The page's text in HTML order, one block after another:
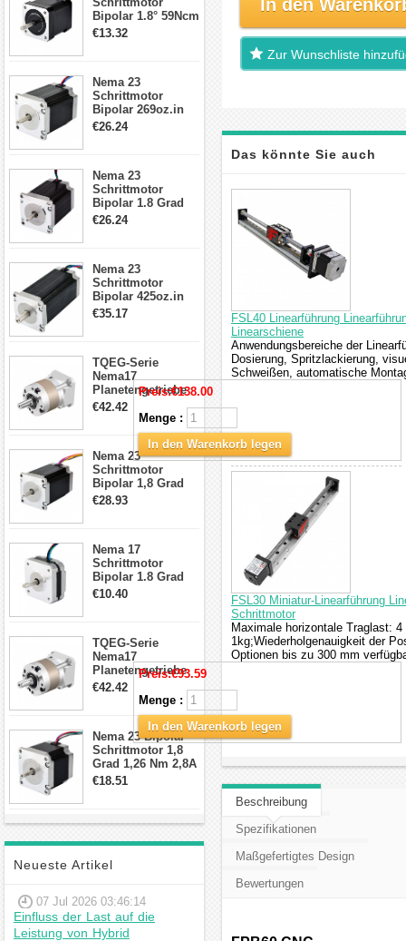
Bipolar 1.8° 59Ncm
2A 4 Drähte mit 1m
€13.32
Nema 23
Schrittmotor
Bipolar 269oz.in
2,8A 57x57x76mm
€26.24
Nema 23
Schrittmotor
Bipolar 1.8 Grad
1.9Nm 3A 3.36V 4
€26.24
Nema 23
Schrittmotor
Bipolar 425oz.in
4.2A 57x57x114mm
€35.17
TQEG-Serie
Nema17
Planetengetriebe
5:1 Spiel 15Arc-
min für Nema 17
Getriebe
Schrittmotor
€42.42
Nema 23
Schrittmotor
Bipolar 1,8 Grad
2,83Nm 4 A 2,26V
€28.93
Nema 17
Schrittmotor
Bipolar 1.8 Grad
8.7Ncm 1A 3.5V 4
€10.40
TQEG-Serie
Nema17
Planetengetriebe
10:1 Spiel 15Arc-
min für Nema 17
Schrittmotor
€42.42
Nema 23 Bipolar
Schrittmotor 1,8
Grad 1,26 Nm 2,8A
2,5V 4 Drähte
€18.51
Neueste Artikel
07 Jul 2026 03:46:14
Einfluss der Last auf die
Leistung von Hybrid
In den
Zur Wunschliste
Das könnte Sie auch
interessieren
FSL40 Linearführung
Linearschiene
Anwendungsbereiche der
Dosierung, Spritzlackierung,
Schweißen, automatische
Preis:€138.00
Menge :
In den Warenkorb legen
FSL30 Miniatur-Linearführung
Schrittmotor
Maximale horizontale Traglast:
1kg;Wiederholgenauigkeit der
Optionen bis zu 300 mm
Preis:€93.59
Menge :
In den Warenkorb legen
Beschreibung
Spezifikationen
Maßgefertigtes Design
Bewertungen